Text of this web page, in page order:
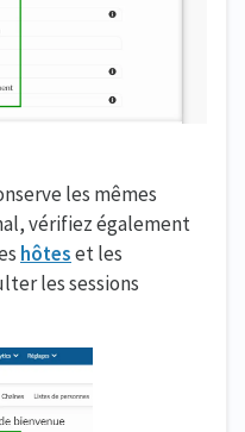
les mêmes
vérifiez également
hôteset les
les sessions